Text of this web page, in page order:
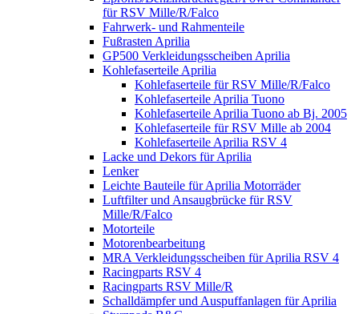
für RSV Mille/R/Falco
Fahrwerk- und Rahmenteile
Fußrasten Aprilia
GP500 Verkleidungsscheiben Aprilia
Kohlefaserteile Aprilia
Kohlefaserteile für RSV Mille/R/Falco
Kohlefaserteile Aprilia Tuono
Kohlefaserteile Aprilia Tuono ab Bj. 2005
Kohlefaserteile für RSV Mille ab 2004
Kohlefaserteile Aprilia RSV 4
Lacke und Dekors für Aprilia
Lenker
Leichte Bauteile für Aprilia Motorräder
Luftfilter und Ansaugbrücke für RSV
Mille/R/Falco
Motorteile
Motorenbearbeitung
MRA Verkleidungsscheiben für Aprilia RSV 4
Racingparts RSV 4
Racingparts RSV Mille/R
Schalldämpfer und Auspuffanlagen für Aprilia